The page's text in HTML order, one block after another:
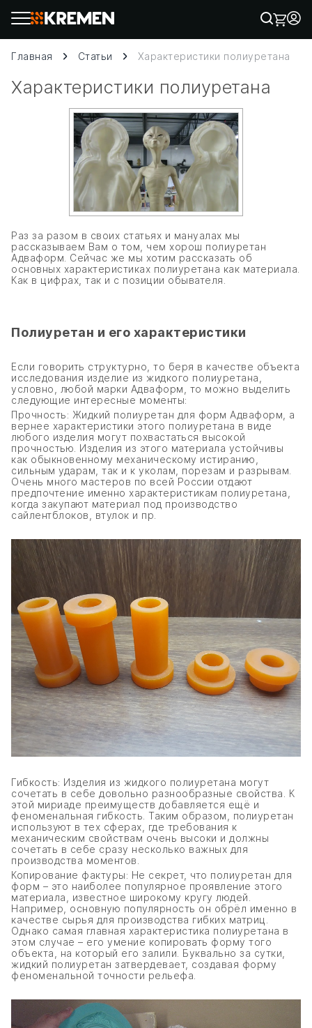
Главная Статьи Характеристики полиуретана
Характеристики полиуретана
Раз за разом в своих статьях и мануалах мы
рассказываем Вам о том, чем хорош полиуретан
Адваформ. Сейчас же мы хотим рассказать об
основных характеристиках полиуретана как материала.
Как в цифрах, так и с позиции обывателя.
Полиуретан и его характеристики
Если говорить структурно, то беря в качестве объекта
исследования изделие из жидкого полиуретана,
условно, любой марки Адваформ, то можно выделить
следующие интересные моменты:
Прочность: Жидкий полиуретан для форм Адваформ, а
вернее характеристики этого полиуретана в виде
любого изделия могут похвастаться высокой
прочностью. Изделия из этого материала устойчивы
как обыкновенному механическому истиранию,
сильным ударам, так и к уколам, порезам и разрывам.
Очень много мастеров по всей России отдают
предпочтение именно характеристикам полиуретана,
когда закупают материал под производство
сайлентблоков, втулок и пр.
Гибкость: Изделия из жидкого полиуретана могут
сочетать в себе довольно разнообразные свойства. К
этой мириаде преимуществ добавляется ещё и
феноменальная гибкость. Таким образом, полиуретан
используют в тех сферах, где требования к
механическим свойствам очень высоки и должны
сочетать в себе сразу несколько важных для
производства моментов.
Копирование фактуры: Не секрет, что полиуретан для
форм – это наиболее популярное проявление этого
материала, известное широкому кругу людей.
Например, основную популярность он обрёл именно в
качестве сырья для производства гибких матриц.
Однако самая главная характеристика полиуретана в
этом случае – его умение копировать форму того
объекта, на который его залили. Буквально за сутки,
жидкий полиуретан затвердевает, создавая форму
феноменальной точности рельефа.